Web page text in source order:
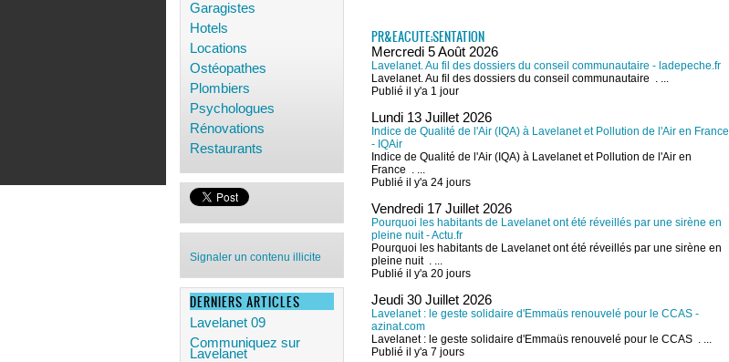
Garagistes
Hotels
Locations
Ostéopathes
Plombiers
Psychologues
Rénovations
Restaurants
Signaler un contenu illicite
DERNIERS ARTICLES
Lavelanet 09
Communiquez sur
Lavelanet
PR&EACUTE;SENTATION
Mercredi 5 Août 2026
Lavelanet. Au fil des dossiers du conseil communautaire - ladepeche.fr
Lavelanet. Au fil des dossiers du conseil communautaire . ...
Publié il y'a 1 jour
Lundi 13 Juillet 2026
Indice de Qualité de l'Air (IQA) à Lavelanet et Pollution de l'Air en France
- IQAir
Indice de Qualité de l'Air (IQA) à Lavelanet et Pollution de l'Air en
France . ...
Publié il y'a 24 jours
Vendredi 17 Juillet 2026
Pourquoi les habitants de Lavelanet ont été réveillés par une sirène en
pleine nuit - Actu.fr
Pourquoi les habitants de Lavelanet ont été réveillés par une sirène en
pleine nuit . ...
Publié il y'a 20 jours
Jeudi 30 Juillet 2026
Lavelanet : le geste solidaire d'Emmaüs renouvelé pour le CCAS -
azinat.com
Lavelanet : le geste solidaire d'Emmaüs renouvelé pour le CCAS . ...
Publié il y'a 7 jours